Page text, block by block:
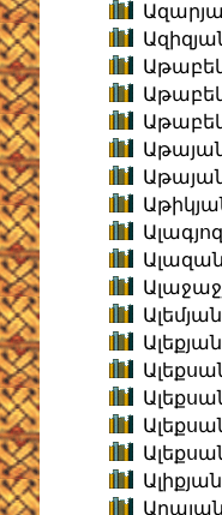
Ալեքյան